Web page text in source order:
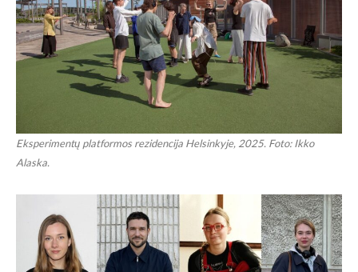
Eksperimentų platformos rezidencija Helsinkyje, 2025. Foto: Ikko
Alaska.